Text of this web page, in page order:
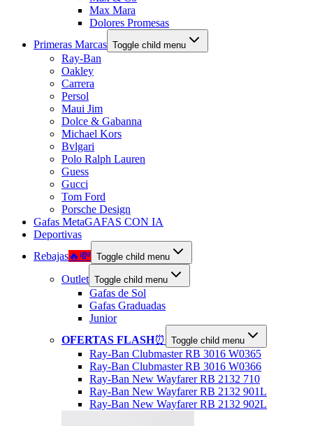
Max Mara
Dolores Promesas
Primeras Marcas Toggle child menu
Ray-Ban
Oakley
Carrera
Persol
Maui Jim
Dolce & Gabanna
Michael Kors
Bvlgari
Polo Ralph Lauren
Guess
Gucci
Tom Ford
Porsche Design
Gafas MetaGAFAS CON IA
Deportivas
Rebajas🔥💸 Toggle child menu
Outlet Toggle child menu
Gafas de Sol
Gafas Graduadas
Junior
OFERTAS FLASH⏰ Toggle child menu
Ray-Ban Clubmaster RB 3016 W0365
Ray-Ban Clubmaster RB 3016 W0366
Ray-Ban New Wayfarer RB 2132 710
Ray-Ban New Wayfarer RB 2132 901L
Ray-Ban New Wayfarer RB 2132 902L